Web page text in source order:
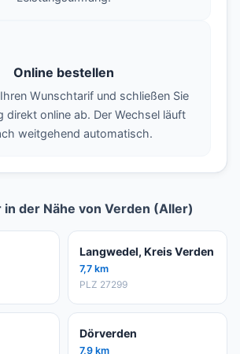
Online bestellen
Wunschtarif und schließen Sie
direkt online ab. Der Wechsel läuft
weitgehend automatisch.
der Nähe von Verden (Aller)
Langwedel, Kreis Verden
7,7 km
PLZ 27299
Dörverden
7,9 km